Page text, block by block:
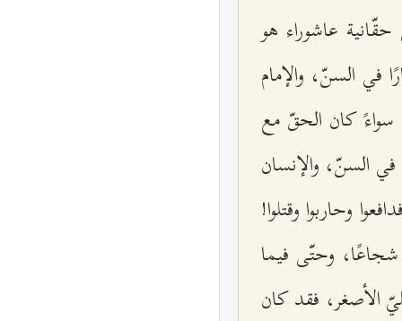
عاشوراء هو
في السنّ، والإمام
سواءً كان الحقّ مع
السنّ، والإنسان
وحاربوا وقتلوا!
وحتّى فيما
الأصغر، فقد كان